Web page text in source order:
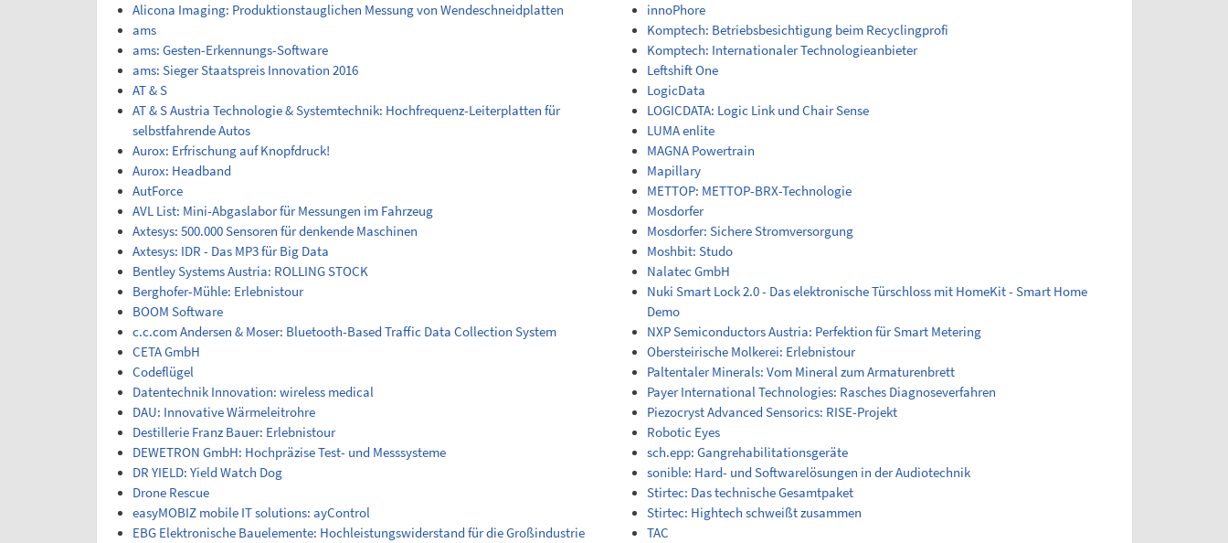
Alicona Imaging: Produktionstauglichen Messung von Wendeschneidplatten
ams
ams: Gesten-Erkennungs-Software
ams: Sieger Staatspreis Innovation 2016
AT & S
AT & S Austria Technologie & Systemtechnik: Hochfrequenz-Leiterplatten für
selbstfahrende Autos
Aurox: Erfrischung auf Knopfdruck!
Aurox: Headband
AutForce
AVL List: Mini-Abgaslabor für Messungen im Fahrzeug
Axtesys: 500.000 Sensoren für denkende Maschinen
Axtesys: IDR - Das MP3 für Big Data
Bentley Systems Austria: ROLLING STOCK
Berghofer-Mühle: Erlebnistour
BOOM Software
c.c.com Andersen & Moser: Bluetooth-Based Traffic Data Collection System
CETA GmbH
Codeflügel
Datentechnik Innovation: wireless medical
DAU: Innovative Wärmeleitrohre
Destillerie Franz Bauer: Erlebnistour
DEWETRON GmbH: Hochpräzise Test- und Messsysteme
DR YIELD: Yield Watch Dog
Drone Rescue
easyMOBIZ mobile IT solutions: ayControl
EBG Elektronische Bauelemente: Hochleistungswiderstand für die Großindustrie
innoPhore
Komptech: Betriebsbesichtigung beim Recyclingprofi
Komptech: Internationaler Technologieanbieter
Leftshift One
LogicData
LOGICDATA: Logic Link und Chair Sense
LUMA enlite
MAGNA Powertrain
Mapillary
METTOP: METTOP-BRX-Technologie
Mosdorfer
Mosdorfer: Sichere Stromversorgung
Moshbit: Studo
Nalatec GmbH
Nuki Smart Lock 2.0 - Das elektronische Türschloss mit HomeKit - Smart Home
Demo
NXP Semiconductors Austria: Perfektion für Smart Metering
Obersteirische Molkerei: Erlebnistour
Paltentaler Minerals: Vom Mineral zum Armaturenbrett
Payer International Technologies: Rasches Diagnoseverfahren
Piezocryst Advanced Sensorics: RISE-Projekt
Robotic Eyes
sch.epp: Gangrehabilitationsgeräte
sonible: Hard- und Softwarelösungen in der Audiotechnik
Stirtec: Das technische Gesamtpaket
Stirtec: Hightech schweißt zusammen
TAC